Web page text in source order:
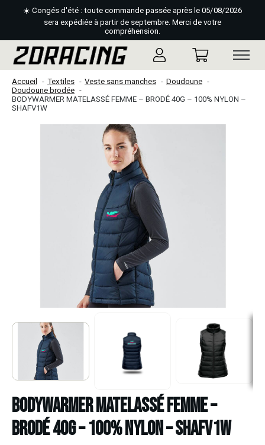
☀️ Congés d'été : toute commande passée après le 05/08/2026
sera expédiée à partir de septembre. Merci de votre
compréhension.
Accueil Textiles Veste sans manches
Doudoune
Doudoune brodée
BODYWARMER MATELASSÉ FEMME – BRODÉ 40G – 100% NYLON –
SHAFV1W
BODYWARMER MATELASSÉ FEMME –
BRODÉ 40G – 100% NYLON – SHAFV1W